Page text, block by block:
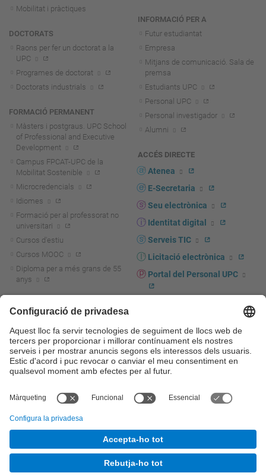
Mobilitat i pràctiques
DOCTORATS
Raons per fer un doctorat a la
UPC
Programes de doctorat
Doctorats industrials
FORMACIÓ PERMANENT
Màsters i postgraus. UPC School
of Professional and Executive
Development
Campus FPCAT-UPC de la
Mobilitat Sostenible
Microcredencials
Idiomes
Formació per al professorat no
universitari
Cursos d'estiu
Cursos MOOC
Diploma per a més grans de 55
anys
Actualitat R+D+I
La recerca a la UPC
La transferència, l'emprenedoria i
la innovació a la UPC
Foment i suport a la recerca
transferència, l'emprenedoria i la
Serveis per a empreses
INFORMACIÓ PER A
Futur estudiantat
Empresa
Mitjans de comunicació. Sala de
premsa
Estudiants UPC
Personal UPC
Personal investigador
Alumni
ACCÉS DIRECTE
Atenea
E-Secretaria
Seu electrònica
Identitat digital
Serveis TIC
Licitació electrònica
Portal del Personal UPC
UPCshop, marxandatge
Sala de premsa
Seguretat i salut
© UPC Universitat Politècnica de Catalunya - BarcelonaTech